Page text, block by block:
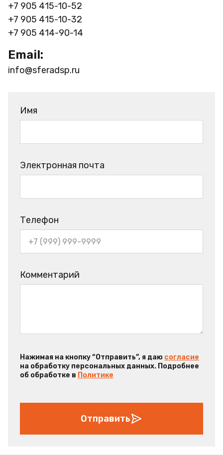
+7 905 415-10-52
+7 905 415-10-32
+7 905 414-90-14
Email:
info@sferadsp.ru
Имя
Электронная почта
Телефон
Комментарий
Нажимая на кнопку “Отправить”, я даю согласие
на обработку персональных данных. Подробнее
об обработке в Политике
Отправить